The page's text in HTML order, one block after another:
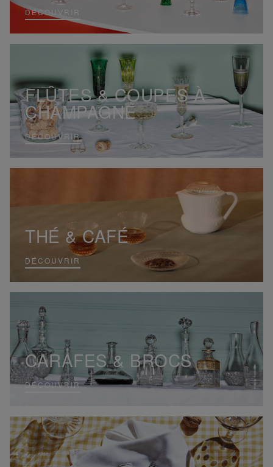
DÉCOUVRIR
FLÛTES & COUPES À
CHAMPAGNE
DÉCOUVRIR
THÉ & CAFÉ
DÉCOUVRIR
CARAFES & BROCS
DÉCOUVRIR